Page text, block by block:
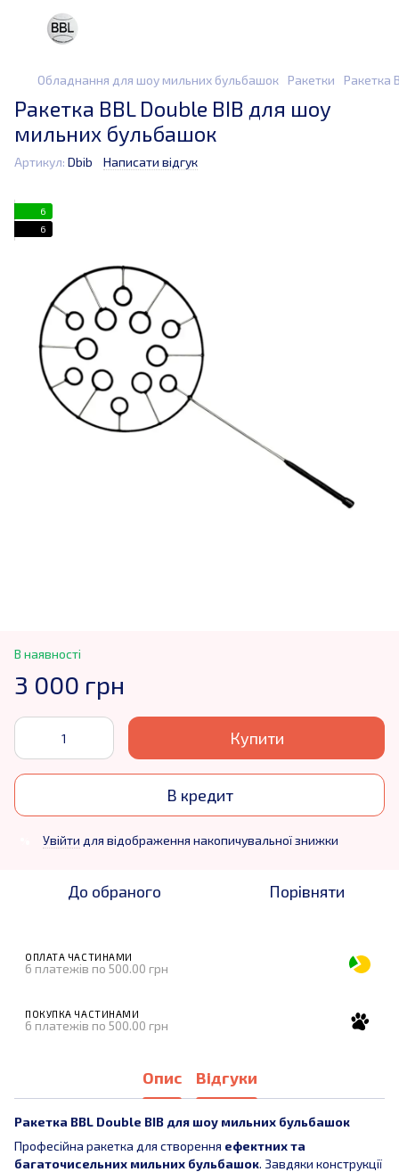
Обладнання для шоу мильних бульбашок Ракетки Ракетка
Ракетка BBL Double BIB для шоу
мильних бульбашок
Артикул: Dbib Написати відгук
6
6
В наявності
3 000 грн
Купити
В кредит
Увійти для відображення накопичувальної знижки
До обраного Порівняти
ОПЛАТА ЧАСТИНАМИ
6 платежів по 500.00 грн
ПОКУПКА ЧАСТИНАМИ
6 платежів по 500.00 грн
Опис Відгуки
Ракетка BBL Double BIB для шоу мильних бульбашок
Професійна ракетка для створення ефектних та
багаточисельних мильних бульбашок. Завдяки конструкції